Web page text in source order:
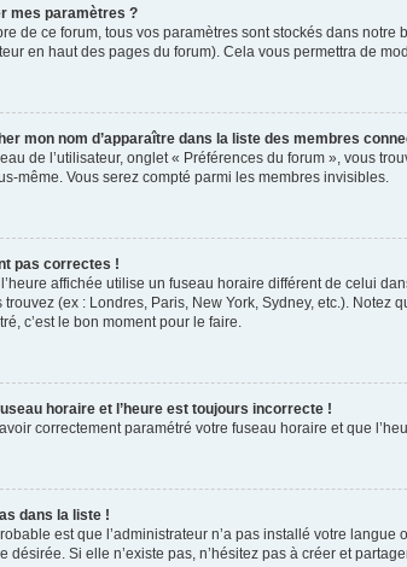
mes paramètres ?
de ce forum, tous vos paramètres sont stockés dans notre
en haut des pages du forum). Cela vous permettra de
mon nom d’apparaître dans la liste des membres
de l’utilisateur, onglet « Préférences du forum », vous
même. Vous serez compté parmi les membres invisibles.
pas correctes !
l’heure affichée utilise un fuseau horaire différent de celui
(ex : Londres, Paris, New York, Sydney, etc.).
c’est le bon moment pour le faire.
horaire et l’heure est toujours incorrecte !
correctement paramétré votre fuseau horaire et que
dans la liste !
est que l’administrateur n’a pas installé votre
désirée. Si elle n’existe pas, n’hésitez pas à créer et